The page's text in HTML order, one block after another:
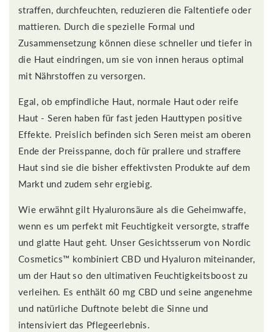
straffen, durchfeuchten, reduzieren die Faltentiefe oder
mattieren. Durch die spezielle Formal und
Zusammensetzung können diese schneller und tiefer in
die Haut eindringen, um sie von innen heraus optimal
mit Nährstoffen zu versorgen.
Egal, ob empfindliche Haut, normale Haut oder reife
Haut - Seren haben für fast jeden Hauttypen positive
Effekte. Preislich befinden sich Seren meist am oberen
Ende der Preisspanne, doch für prallere und straffere
Haut sind sie die bisher effektivsten Produkte auf dem
Markt und zudem sehr ergiebig.
Wie erwähnt gilt Hyaluronsäure als die Geheimwaffe,
wenn es um perfekt mit Feuchtigkeit versorgte, straffe
und glatte Haut geht. Unser Gesichtsserum von Nordic
Cosmetics™ kombiniert CBD und Hyaluron miteinander,
um der Haut so den ultimativen Feuchtigkeitsboost zu
verleihen. Es enthält 60 mg CBD und seine angenehme
und natürliche Duftnote belebt die Sinne und
intensiviert das Pflegeerlebnis.